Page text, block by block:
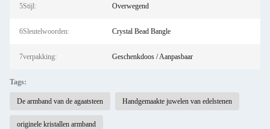
5Stijl: Overwegend
6Sleutelwoorden: Crystal Bead Bangle
7verpakking: Geschenkdoos / Aanpasbaar
Tags:
De armband van de agaatsteen Handgemaakte juwelen van edelstenen
originele kristallen armband